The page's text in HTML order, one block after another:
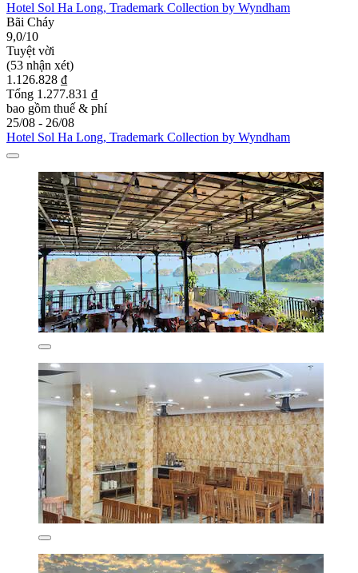
Hotel Sol Ha Long, Trademark Collection by Wyndham
Bãi Cháy
9,0/10
Tuyệt vời
(53 nhận xét)
1.126.828 ₫
Tổng 1.277.831 ₫
bao gồm thuế & phí
25/08 - 26/08
Hotel Sol Ha Long, Trademark Collection by Wyndham